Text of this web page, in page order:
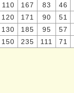
110 167 83 46
120 171 90 51
130 185 95 57
150 235 111 71